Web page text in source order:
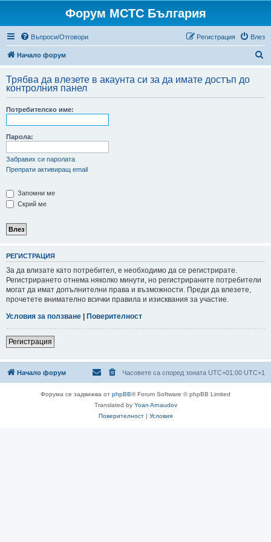
Форум МСТС България
Въпроси/Отговори Влез
Регистрация
Начало форум
с
Трябва да влезете в акаунта си за да имате достъп до
контролния панел
Потребителско име:
Парола:
Забравих си паролата
Препрати активиращ email
Запомни ме
Скрий ме
РЕГИСТРАЦИЯ
За да влизате като потребител, е необходимо да се регистрирате.
Регистрирането отнема няколко минути, но регистрираните потребители
могат да имат допълнителни права и възможности. Преди да влезете,
прочетете внимателно всички правила и изисквания за участие.
Условия за ползване | Поверителност
Регистрация
Начало форум Часовете са според зоната UTC+01:00 UTC+1
Форума се задвижва от phpBB® Forum Software © phpBB Limited
Translated by Yoan Arnaudov
Поверителност | Условия